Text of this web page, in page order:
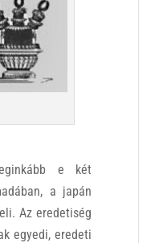
e két
a japán
Az eredetiség
egyedi, eredeti